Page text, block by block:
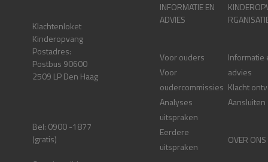
Klachtenloket
Kinderopvang
Postadres:
Postbus 90600
2509 LP Den Haag
Bel: 0900 -1877
(gratis)
INFORMATIE EN
ADVIES
Voor ouders
Voor
oudercommissies
Analyses
uitspraken
Eerdere
uitspraken
Informatie
advies
Klacht
Aansluiten
OVER ONS